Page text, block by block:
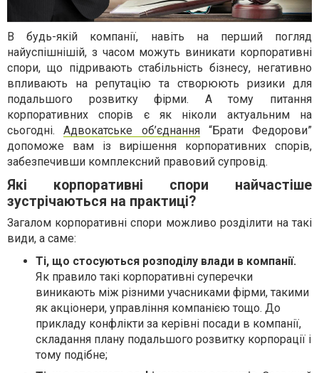
В будь-якій компанії, навіть на перший погляд
найуспішнішій, з часом можуть виникати корпоративні
спори, що підривають стабільність бізнесу, негативно
впливають на репутацію та створюють ризики для
подальшого розвитку фірми. А тому питання
корпоративних спорів є як ніколи актуальним на
сьогодні.Адвокатське об’єднання“Брати Федорови”
допоможе вам із вирішення корпоративних спорів,
забезпечивши комплексний правовий супровід.
Які корпоративні спори найчастіше
зустрічаються на практиці?
Загалом корпоративні спори можливо розділити на такі
види, а саме:
Ті, що стосуються розподілу влади в компанії.
Як правило такі корпоративні суперечки
виникають між різними учасниками фірми, такими
як акціонери, управління компанією тощо. До
прикладу конфлікти за керівні посади в компанії,
складання плану подальшого розвитку корпорації і
тому подібне;